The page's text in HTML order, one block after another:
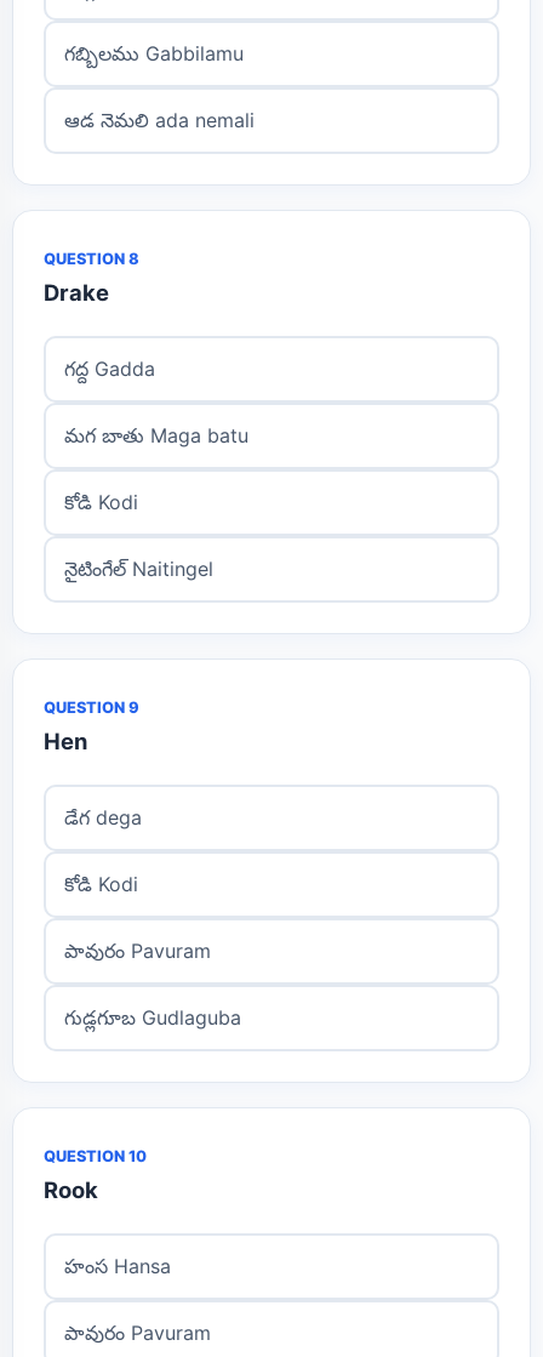
గబ్బిలము Gabbilamu
ఆడ నెమలి ada nemali
QUESTION 8
Drake
గద్ద Gadda
మగ బాతు Maga batu
కోడి Kodi
నైటింగేల్ Naitingel
QUESTION 9
Hen
డేగ dega
కోడి Kodi
పావురం Pavuram
గుడ్లగూబ Gudlaguba
QUESTION 10
Rook
హంస Hansa
పావురం Pavuram